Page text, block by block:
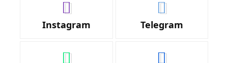
Instagram Telegram